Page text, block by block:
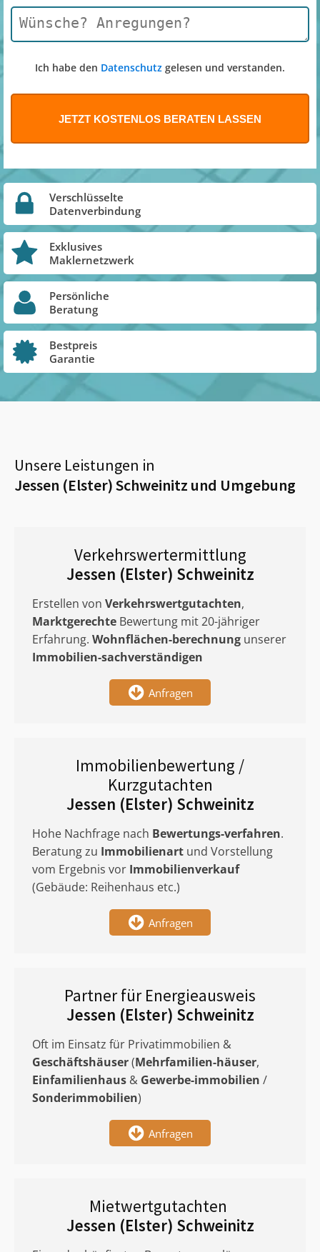
Ich habe den Datenschutz gelesen und verstanden.
Verschlüsselte
Datenverbindung
Exklusives
Maklernetzwerk
Persönliche
Beratung
Bestpreis
Garantie
Unsere Leistungen in
Jessen (Elster) Schweinitz und Umgebung
Verkehrswertermittlung
Jessen (Elster) Schweinitz
Erstellen von Verkehrswertgutachten,
Marktgerechte Bewertung mit 20-jähriger
Erfahrung. Wohnflächen-berechnung unserer
Immobilien-sachverständigen
Anfragen
Immobilienbewertung /
Kurzgutachten
Jessen (Elster) Schweinitz
Hohe Nachfrage nach Bewertungs-verfahren.
Beratung zu Immobilienart und Vorstellung
vom Ergebnis vor Immobilienverkauf
(Gebäude: Reihenhaus etc.)
Anfragen
Partner für Energieausweis
Jessen (Elster) Schweinitz
Oft im Einsatz für Privatimmobilien &
Geschäftshäuser(Mehrfamilien-häuser,
Einfamilienhaus & Gewerbe-immobilien /
Sonderimmobilien)
Anfragen
Mietwertgutachten
Jessen (Elster) Schweinitz